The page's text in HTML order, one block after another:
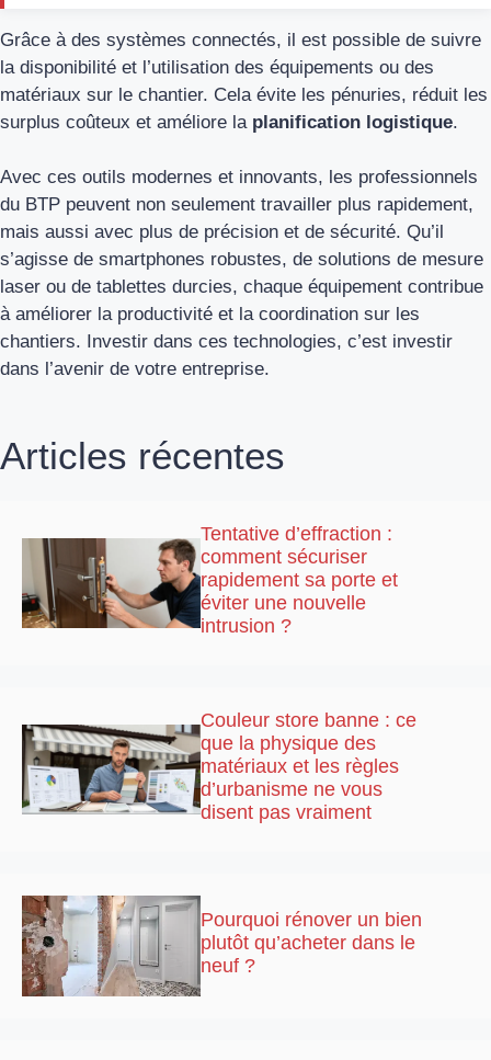
Grâce à des systèmes connectés, il est possible de suivre
la disponibilité et l’utilisation des équipements ou des
matériaux sur le chantier. Cela évite les pénuries, réduit les
surplus coûteux et améliore la planification logistique.
Avec ces outils modernes et innovants, les professionnels
du BTP peuvent non seulement travailler plus rapidement,
mais aussi avec plus de précision et de sécurité. Qu’il
s’agisse de smartphones robustes, de solutions de mesure
laser ou de tablettes durcies, chaque équipement contribue
à améliorer la productivité et la coordination sur les
chantiers. Investir dans ces technologies, c’est investir
dans l’avenir de votre entreprise.
Articles récentes
Tentative d’effraction :
comment sécuriser
rapidement sa porte et
éviter une nouvelle
intrusion ?
Couleur store banne : ce
que la physique des
matériaux et les règles
d’urbanisme ne vous
disent pas vraiment
Pourquoi rénover un bien
plutôt qu’acheter dans le
neuf ?